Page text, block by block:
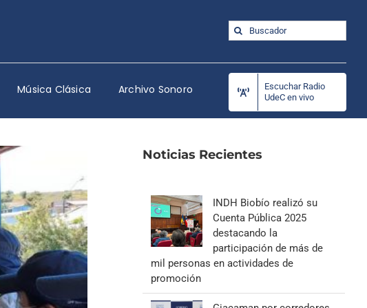
Buscar:
Música Clásica Archivo Sonoro
Escuchar Radio
UdeC en vivo
Noticias Recientes
INDH Biobío realizó su
Cuenta Pública 2025
destacando la
participación de más de
mil personas en actividades de
promoción